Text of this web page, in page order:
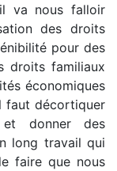
va nous falloir
des droits
pour des
droits familiaux
économiques
faut décortiquer
et donner des
long travail qui
faire que nous